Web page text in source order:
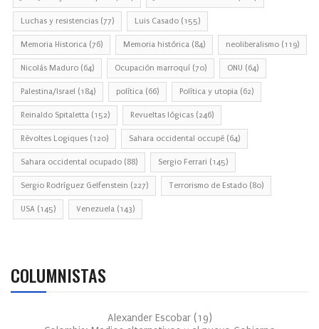
Luchas y resistencias (77) Luis Casado (155)
Memoria Historica (76) Memoria histórica (84) neoliberalismo (119)
Nicolás Maduro (64) Ocupación marroquí (70) ONU (64)
Palestina/Israel (184) política (66) Política y utopia (62)
Reinaldo Spitaletta (152) Revueltas lógicas (246)
Révoltes Logiques (120) Sahara occidental occupé (64)
Sahara occidental ocupado (88) Sergio Ferrari (145)
Sergio Rodríguez Gelfenstein (227) Terrorismo de Estado (80)
USA (145) Venezuela (143)
COLUMNISTAS
Alexander Escobar (19)